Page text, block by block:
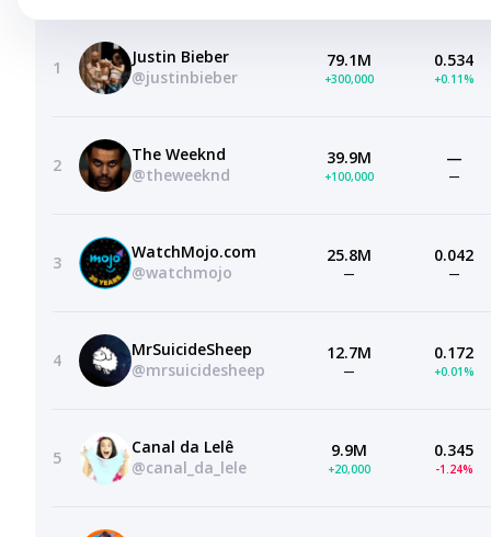
1
Justin Bieber
@justinbieber
79.1M
+300,000
0.534
+0.11%
2
The Weeknd
@theweeknd
39.9M
+100,000
—
—
3
WatchMojo.com
@watchmojo
25.8M
—
0.042
—
4
MrSuicideSheep
@mrsuicidesheep
12.7M
—
0.172
+0.01%
5
Canal da Lelê
@canal_da_lele
9.9M
+20,000
0.345
-1.24%